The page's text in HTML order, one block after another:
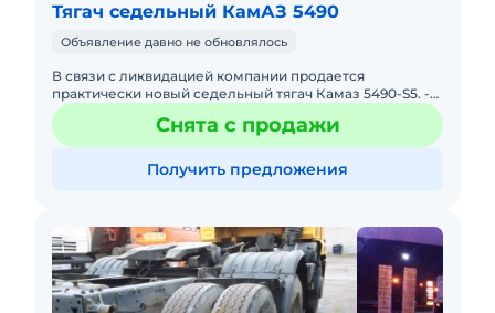
Тягач седельный КамАЗ 5490
Объявление давно не обновлялось
В связи с ликвидацией компании продается
практически новый седельный тягач Камаз 5490-S5. -
Если Вы ищите машину под себя и не хотите покупать
кота в мешке. ЕсСнята с продажи
Получить предложения